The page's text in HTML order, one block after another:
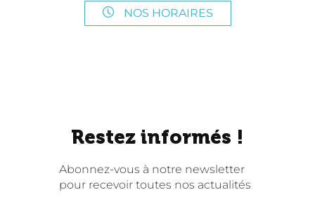
NOS HORAIRES
Restez informés !
Abonnez-vous à notre newsletter
pour recevoir toutes nos actualités